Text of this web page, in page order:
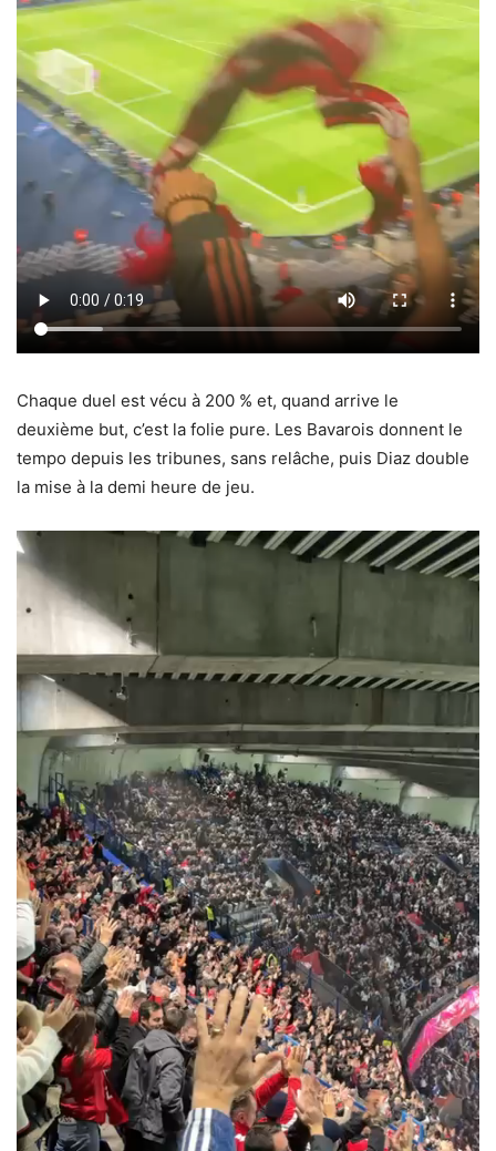
Chaque duel est vécu à 200 % et, quand arrive le
deuxième but, c’est la folie pure. Les Bavarois donnent le
tempo depuis les tribunes, sans relâche, puis Diaz double
la mise à la demi heure de jeu.